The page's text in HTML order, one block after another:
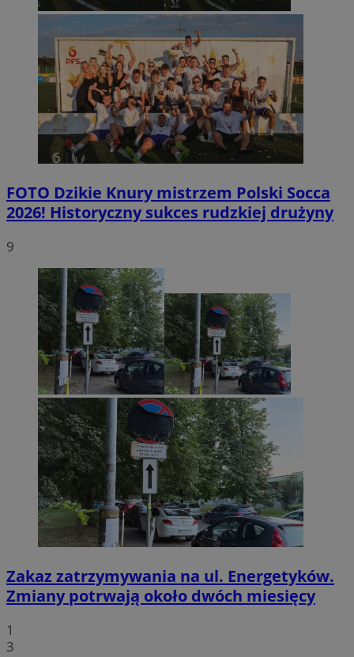
FOTO Dzikie Knury mistrzem Polski Socca
2026! Historyczny sukces rudzkiej drużyny
9
Zakaz zatrzymywania na ul. Energetyków.
Zmiany potrwają około dwóch miesięcy
1
3